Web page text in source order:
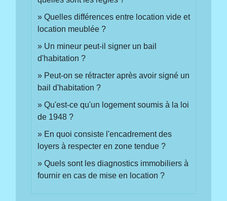
Quelles différences entre location vide et
location meublée ?
Un mineur peut-il signer un bail
d'habitation ?
Peut-on se rétracter après avoir signé un
bail d'habitation ?
Qu'est-ce qu'un logement soumis à la loi
de 1948 ?
En quoi consiste l'encadrement des
loyers à respecter en zone tendue ?
Quels sont les diagnostics immobiliers à
fournir en cas de mise en location ?